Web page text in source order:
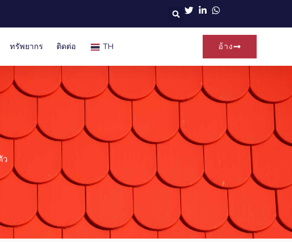
ทรัพยากร ติดต่อ TH อ้าง
ว